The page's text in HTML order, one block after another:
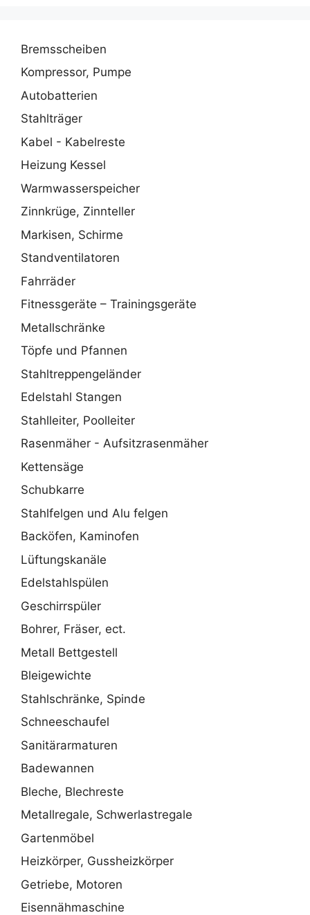
Bremsscheiben
Kompressor, Pumpe
Autobatterien
Stahlträger
Kabel - Kabelreste
Heizung Kessel
Warmwasserspeicher
Zinnkrüge, Zinnteller
Markisen, Schirme
Standventilatoren
Fahrräder
Fitnessgeräte – Trainingsgeräte
Metallschränke
Töpfe und Pfannen
Stahltreppengeländer
Edelstahl Stangen
Stahlleiter, Poolleiter
Rasenmäher - Aufsitzrasenmäher
Kettensäge
Schubkarre
Stahlfelgen und Alu felgen
Backöfen, Kaminofen
Lüftungskanäle
Edelstahlspülen
Geschirrspüler
Bohrer, Fräser, ect.
Metall Bettgestell
Bleigewichte
Stahlschränke, Spinde
Schneeschaufel
Sanitärarmaturen
Badewannen
Bleche, Blechreste
Metallregale, Schwerlastregale
Gartenmöbel
Heizkörper, Gussheizkörper
Getriebe, Motoren
Eisennähmaschine